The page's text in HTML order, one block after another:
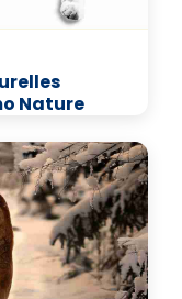
Nature